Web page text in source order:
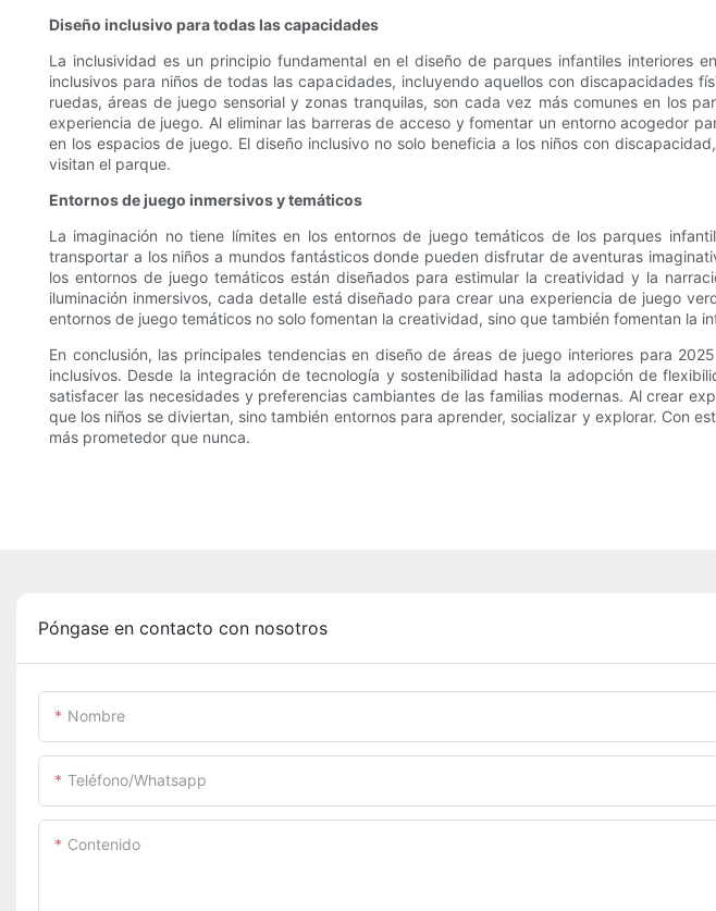
Diseño inclusivo para todas las capacidades
La inclusividad es un principio fundamental en el diseño de parques infantiles interiores
inclusivos para niños de todas las capacidades, incluyendo aquellos con discapacidades
ruedas, áreas de juego sensorial y zonas tranquilas, son cada vez más comunes en los
experiencia de juego. Al eliminar las barreras de acceso y fomentar un entorno acogedor
en los espacios de juego. El diseño inclusivo no solo beneficia a los niños con
visitan el parque.
Entornos de juego inmersivos y temáticos
La imaginación no tiene límites en los entornos de juego temáticos de los parques
transportar a los niños a mundos fantásticos donde pueden disfrutar de aventuras
los entornos de juego temáticos están diseñados para estimular la creatividad y la
iluminación inmersivos, cada detalle está diseñado para crear una experiencia de juego
entornos de juego temáticos no solo fomentan la creatividad, sino que también fomentan la
En conclusión, las principales tendencias en diseño de áreas de juego interiores para
inclusivos. Desde la integración de tecnología y sostenibilidad hasta la adopción de
satisfacer las necesidades y preferencias cambiantes de las familias modernas. Al crear
que los niños se diviertan, sino también entornos para aprender, socializar y explorar. Con
más prometedor que nunca.
Póngase en contacto con nosotros
Nombre
Teléfono/whatsapp
Contenido